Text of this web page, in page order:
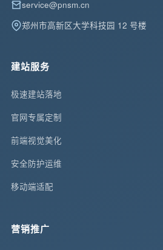
service@pnsm.cn
郑州市高新区大学科技园 12 号楼
建站服务
极速建站落地
官网专属定制
前端视觉美化
安全防护运维
移动端适配
营销推广